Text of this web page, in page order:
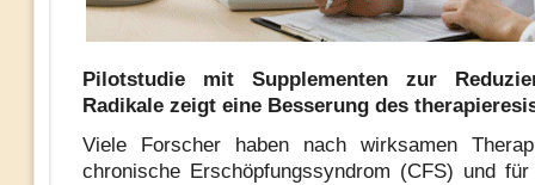
Pilotstudie mit Supplementen zur
Radikale zeigt eine Besserung des
Viele Forscher haben nach wirksamen
chronische Erschöpfungssyndrom (CFS) und